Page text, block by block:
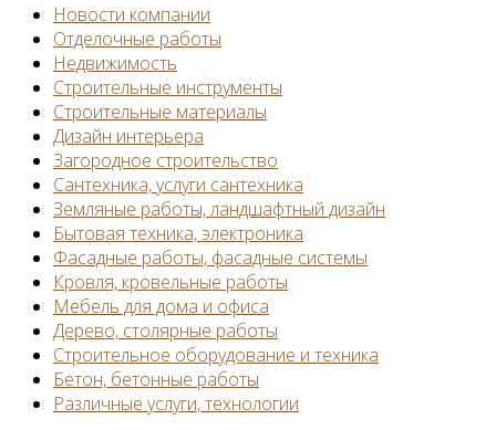
Новости компании
Отделочные работы
Недвижимость
Строительные инструменты
Строительные материалы
Дизайн интерьера
Загородное строительство
Сантехника, услуги сантехника
Земляные работы, ландшафтный дизайн
Бытовая техника, электроника
Фасадные работы, фасадные системы
Кровля, кровельные работы
Мебель для дома и офиса
Дерево, столярные работы
Строительное оборудование и техника
Бетон, бетонные работы
Различные услуги, технологии